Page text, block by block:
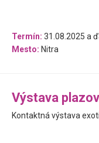
Termín: 31.08.2025 a
Mesto: Nitra
Výstava plazov
Kontaktná výstava